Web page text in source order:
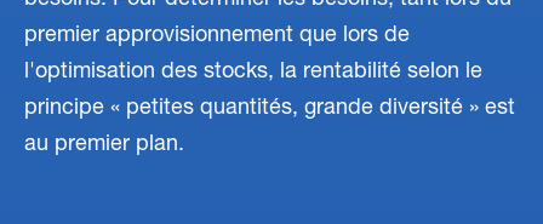
premier approvisionnement que lors de
l'optimisation des stocks, la rentabilité selon le
principe « petites quantités, grande diversité » est
au premier plan.